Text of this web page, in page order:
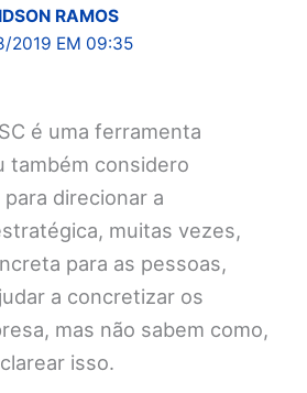
RAMOS
2019 EM 09:35
é uma ferramenta
também considero
direcionar a
muitas vezes,
para as pessoas,
a concretizar os
mas não sabem como,
isso.